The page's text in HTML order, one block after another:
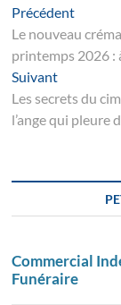
Navigation
de
l’article
PrécédentArticle
suivant
Le nouveau
printemps 2026 :
SuivantSuivant
post:
Les secrets du
l’ange qui pleure
Commercial
Funéraire